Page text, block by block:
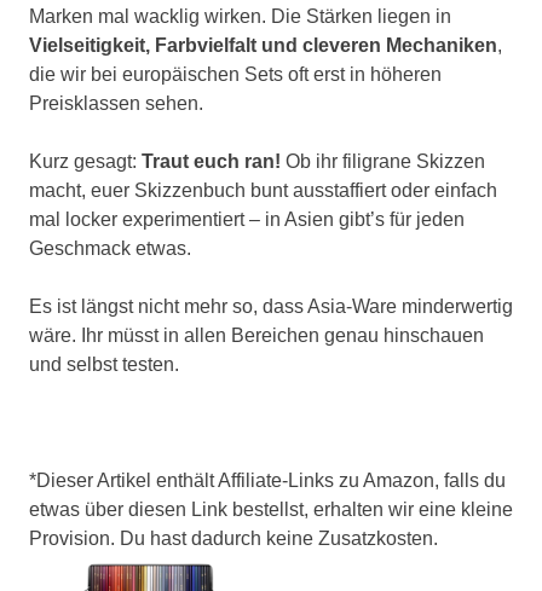
Marken mal wacklig wirken. Die Stärken liegen in
Vielseitigkeit, Farbvielfalt und cleveren Mechaniken,
die wir bei europäischen Sets oft erst in höheren
Preisklassen sehen.
Kurz gesagt: Traut euch ran! Ob ihr filigrane Skizzen
macht, euer Skizzenbuch bunt ausstaffiert oder einfach
mal locker experimentiert – in Asien gibt’s für jeden
Geschmack etwas.
Es ist längst nicht mehr so, dass Asia-Ware minderwertig
wäre. Ihr müsst in allen Bereichen genau hinschauen
und selbst testen.
*Dieser Artikel enthält Affiliate-Links zu Amazon, falls du
etwas über diesen Link bestellst, erhalten wir eine kleine
Provision. Du hast dadurch keine Zusatzkosten.